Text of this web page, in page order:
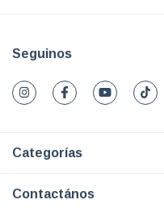
Seguinos
Categorías
Contactános